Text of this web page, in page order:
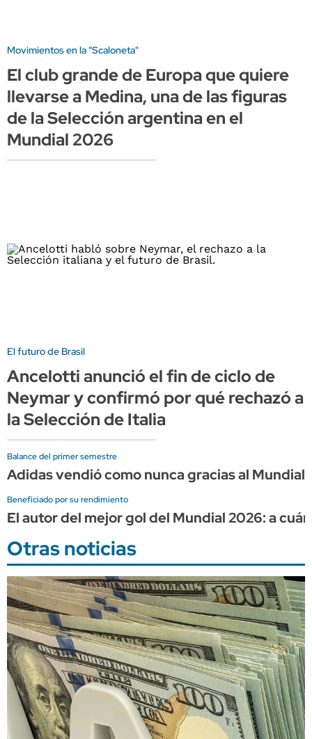
Movimientos en la "Scaloneta"
El club grande de Europa que quiere
llevarse a Medina, una de las figuras
de la Selección argentina en el
Mundial 2026
El futuro de Brasil
Ancelotti anunció el fin de ciclo de
Neymar y confirmó por qué rechazó a
la Selección de Italia
Balance del primer semestre
Adidas vendió como nunca gracias al
Beneficiado por su rendimiento
El autor del mejor gol del Mundial 2026: a
Otras noticias